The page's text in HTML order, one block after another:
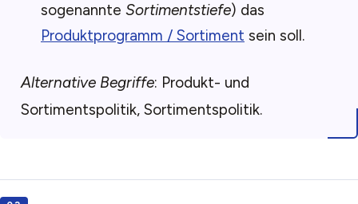
sogenannte Sortimentstiefe) das
Produktprogramm / Sortiment sein soll.
Alternative Begriffe: Produkt- und
Sortimentspolitik, Sortimentspolitik.